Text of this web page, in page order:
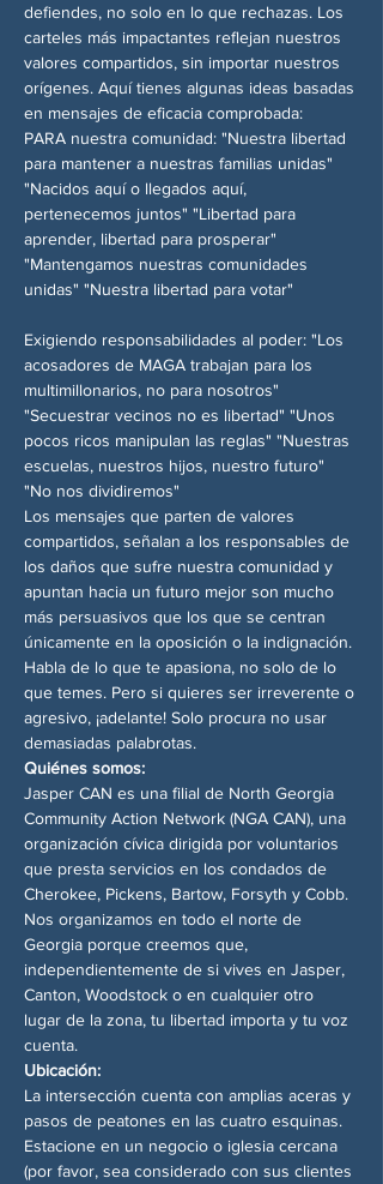
defiendes, no solo en lo que rechazas. Los
carteles más impactantes reflejan nuestros
valores compartidos, sin importar nuestros
orígenes. Aquí tienes algunas ideas basadas
en mensajes de eficacia comprobada:
PARA nuestra comunidad: "Nuestra libertad
para mantener a nuestras familias unidas"
"Nacidos aquí o llegados aquí,
pertenecemos juntos" "Libertad para
aprender, libertad para prosperar"
"Mantengamos nuestras comunidades
unidas" "Nuestra libertad para votar"
Exigiendo responsabilidades al poder: "Los
acosadores de MAGA trabajan para los
multimillonarios, no para nosotros"
"Secuestrar vecinos no es libertad" "Unos
pocos ricos manipulan las reglas" "Nuestras
escuelas, nuestros hijos, nuestro futuro"
"No nos dividiremos"
Los mensajes que parten de valores
compartidos, señalan a los responsables de
los daños que sufre nuestra comunidad y
apuntan hacia un futuro mejor son mucho
más persuasivos que los que se centran
únicamente en la oposición o la indignación.
Habla de lo que te apasiona, no solo de lo
que temes. Pero si quieres ser irreverente o
agresivo, ¡adelante! Solo procura no usar
demasiadas palabrotas.
Quiénes somos:
Jasper CAN es una filial de North Georgia
Community Action Network (NGA CAN), una
organización cívica dirigida por voluntarios
que presta servicios en los condados de
Cherokee, Pickens, Bartow, Forsyth y Cobb.
Nos organizamos en todo el norte de
Georgia porque creemos que,
independientemente de si vives en Jasper,
Canton, Woodstock o en cualquier otro
lugar de la zona, tu libertad importa y tu voz
cuenta.
Ubicación:
La intersección cuenta con amplias aceras y
pasos de peatones en las cuatro esquinas.
Estacione en un negocio o iglesia cercana
(por favor, sea considerado con sus clientes